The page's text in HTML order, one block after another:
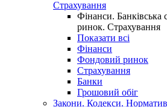
Страхування
Фінанси.
ринок. Страхування
Показати всі
Фінанси
Фондовий ринок
Страхування
Банки
Грошовий обіг
Закони. Кодекси.